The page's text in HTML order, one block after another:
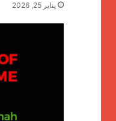
يناير 25, 2026